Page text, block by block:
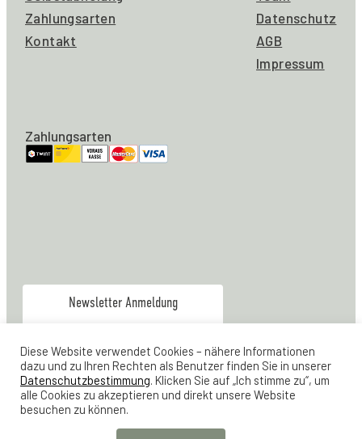
Zahlungsarten
Kontakt
Datenschutz
AGB
Impressum
Zahlungsarten
Newsletter Anmeldung
Verkauf & Office:079 928 80 04
Werkstatt044 461 21 23
Lager Feldstrasse 24
Diese Website verwendet Cookies – nähere Informationen
dazu und zu Ihren Rechten als Benutzer finden Sie in unserer
Datenschutzbestimmung. Klicken Sie auf „Ich stimme zu“, um
alle Cookies zu akzeptieren und direkt unsere Website
besuchen zu können.